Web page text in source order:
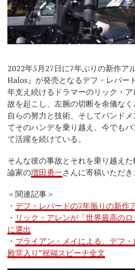
2022年5月27日に7年ぶりの新作ア
Halos』が発売となるデフ・レパー
年支え続けるドラマーのリック・
故を起こし、左腕の切断を余儀なく
自らの努力と技術、そしてバンド
てそのハンデを乗り越え、今でも
て活躍を続けている。
そんな彼の事故とそれを乗り越え
論家の増田勇一さんに寄稿いただき
＜関連記事＞
・ デフ・レパードの7年振りの新作
・ リック・アレンが「世界最高の
に選出
・ ブライアン・メイによる、デフ
殿堂入り”祝福スピーチ全文